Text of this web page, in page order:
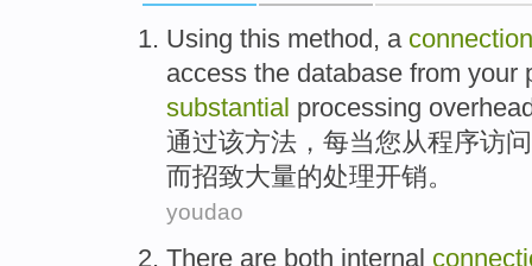
Using this method, a connection
access the database from your
substantial processing
通过该方法 ， 每当您从程序访问
而招致大量的处理开销。
youdao
There are both internal